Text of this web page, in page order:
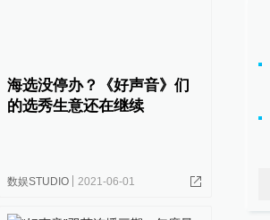
海选没停办？《好声音》们
的选秀生意还在继续
数娱STUDIO 2021-06-01